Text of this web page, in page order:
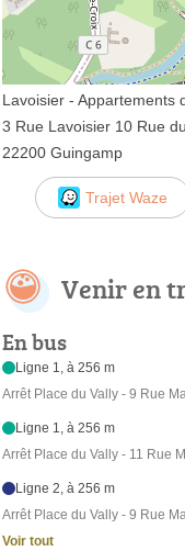
Lavoisier - Appartements
3 Rue Lavoisier 10 Rue
22200 Guingamp
Trajet Waze
Venir en
En bus
Ligne 1, à 256 m
Arrêt Place du Vally - 9 Rue
Ligne 1, à 256 m
Arrêt Place du Vally - 11 Rue
Ligne 2, à 256 m
Arrêt Place du Vally - 9 Rue
Voir tout